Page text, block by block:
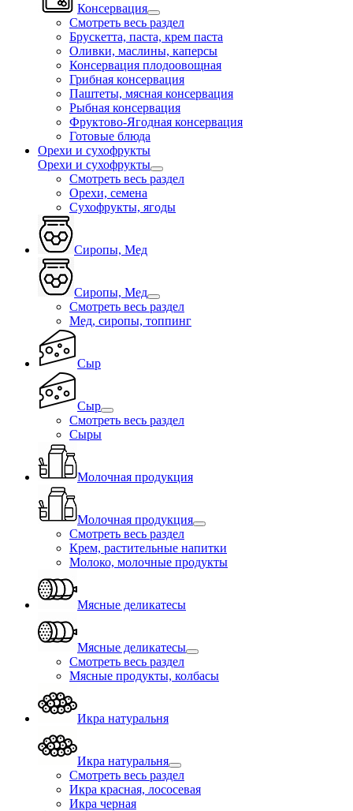
Консервация
Смотреть весь раздел
Брускетта, паста, крем паста
Оливки, маслины, каперсы
Консервация плодоовощная
Грибная консервация
Паштеты, мясная консервация
Рыбная консервация
Фруктово-Ягодная консервация
Готовые блюда
Орехи и сухофрукты
Орехи и сухофрукты
Смотреть весь раздел
Орехи, семена
Сухофрукты, ягоды
Сиропы, Мед
Сиропы, Мед
Смотреть весь раздел
Мед, сиропы, топпинг
Сыр
Сыр
Смотреть весь раздел
Сыры
Молочная продукция
Молочная продукция
Смотреть весь раздел
Крем, растительные напитки
Молоко, молочные продукты
Мясные деликатесы
Мясные деликатесы
Смотреть весь раздел
Мясные продукты, колбасы
Икра натуральня
Икра натуральня
Смотреть весь раздел
Икра красная, лососевая
Икра черная